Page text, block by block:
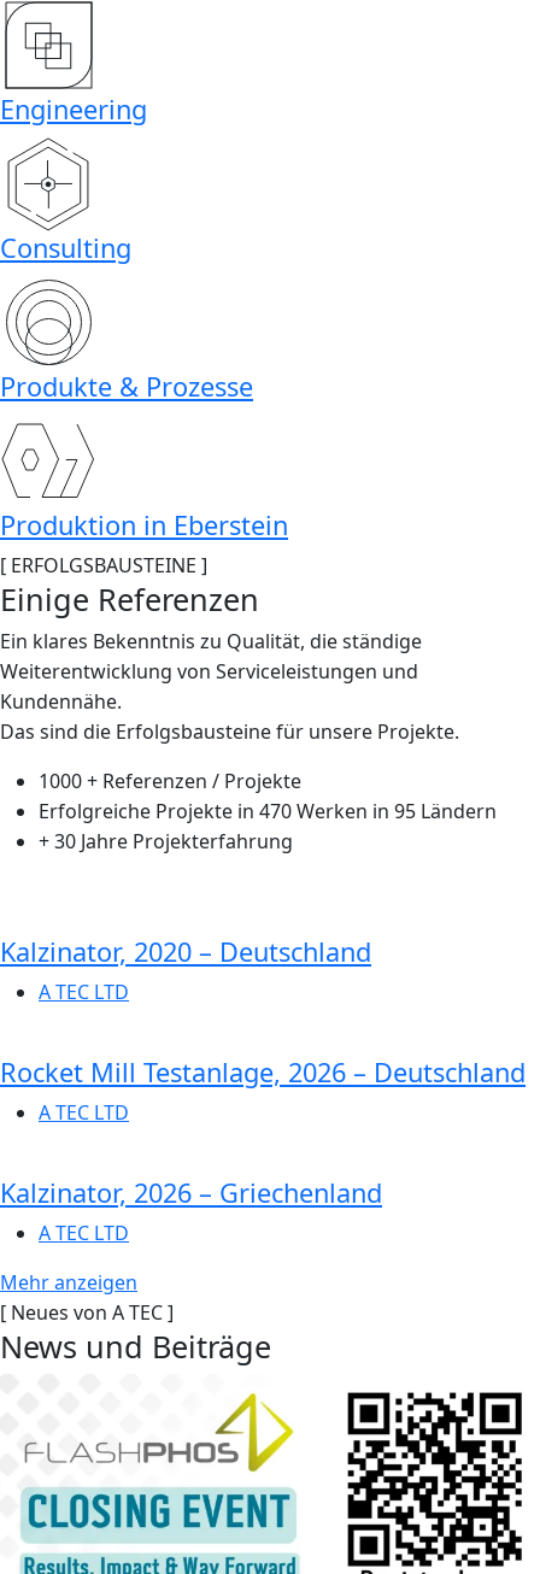
Engineering
Consulting
Produkte & Prozesse
Produktion in Eberstein
[ ERFOLGSBAUSTEINE ]
Einige Referenzen
Ein klares Bekenntnis zu Qualität, die ständige
Weiterentwicklung von Serviceleistungen und
Kundennähe.
Das sind die Erfolgsbausteine für unsere Projekte.
1000 + Referenzen / Projekte
Erfolgreiche Projekte in 470 Werken in 95 Ländern
+ 30 Jahre Projekterfahrung
Kalzinator, 2020 – Deutschland
A TEC LTD
Rocket Mill Testanlage, 2026 – Deutschland
A TEC LTD
Kalzinator, 2026 – Griechenland
A TEC LTD
Mehr anzeigen
[ Neues von A TEC ]
News und Beiträge